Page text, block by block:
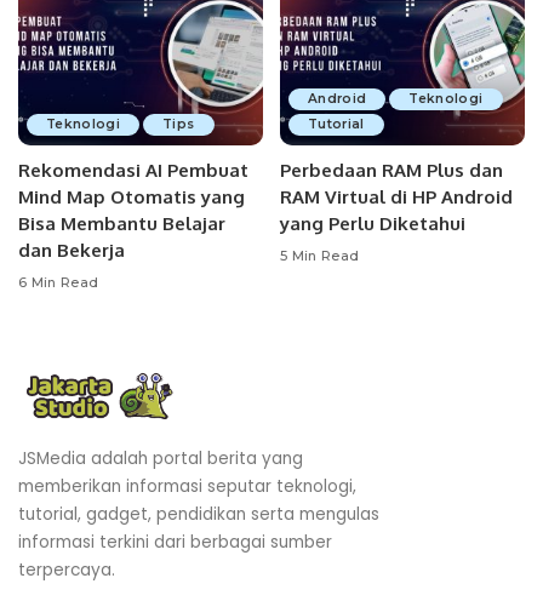
Teknologi Tips
Rekomendasi AI Pembuat
Mind Map Otomatis yang
Bisa Membantu Belajar
dan Bekerja
6 Min Read
Android
Teknologi
Tutorial
Perbedaan RAM Plus dan
RAM Virtual di HP Android
yang Perlu Diketahui
5 Min Read
JSMedia adalah portal berita yang
memberikan informasi seputar teknologi,
tutorial, gadget, pendidikan serta mengulas
informasi terkini dari berbagai sumber
terpercaya.